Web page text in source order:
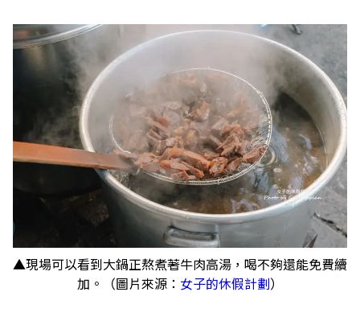
▲現場可以看到大鍋正熬煮著牛肉高湯，喝不夠還能免費續
加。（圖片來源： 女子的休假計劃）